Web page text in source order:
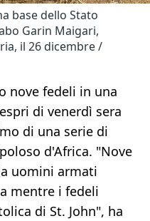
base dello Stato
Garin Maigari,
il 26 dicembre /
nove fedeli in una
di venerdì sera
di una serie di
d'Africa. "Nove
uomini armati
mentre i fedeli
di St. John", ha